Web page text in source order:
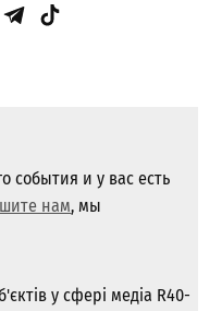
Telegram
TikTok
события и у вас есть
нам, мы
у сфері медіа R40-